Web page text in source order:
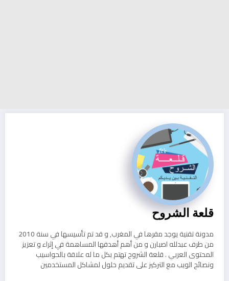
قلعة الشروح
مدونة تقنية يوجد مقرها في المغرب, و قد تم تأسيسها في سنة 2010
من طرف عبدلله اصبارن و من أهم أهدفها المساهمة في إثراء و تعزيز
المحتوى العربي . قلعة الشروح تهتم بكل ما له علاقة بالحواسيب
ونصائح الويب مع التركيز على تقديم حلول لمشاكل المستخدمين